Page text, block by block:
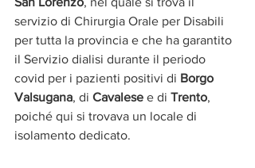
servizio di Chirurgia Orale per Disabili
per tutta la provincia e che ha garantito
il Servizio dialisi durante il periodo
covid per i pazienti positivi di Borgo
Valsugana, di Cavalese e di Trento,
poiché qui si trovava un locale di
isolamento dedicato.